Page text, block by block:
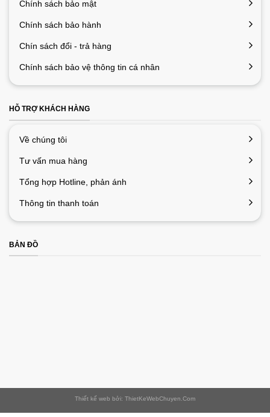
Chính sách bảo mật
Chính sách bảo hành
Chín sách đổi - trả hàng
Chính sách bảo vệ thông tin cá nhân
HỖ TRỢ KHÁCH HÀNG
Về chúng tôi
Tư vấn mua hàng
Tổng hợp Hotline, phản ánh
Thông tin thanh toán
BẢN ĐỒ
Thiết kế web bởi: ThietKeWebChuyen.Com